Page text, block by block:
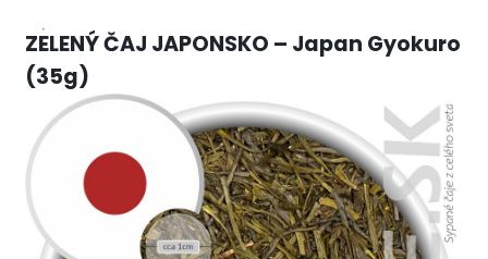
ZELENÝ ČAJ JAPONSKO – Japan Gyokuro
(35g)